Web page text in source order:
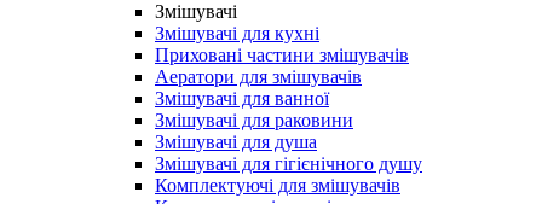
Змішувачі
Змішувачі для кухні
Приховані частини змішувачів
Аератори для змішувачів
Змішувачі для ванної
Змішувачі для раковини
Змішувачі для душа
Змішувачі для гігієнічного душу
Комплектуючі для змішувачів